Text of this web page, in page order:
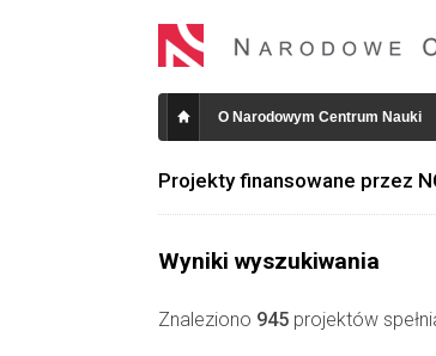
O Narodowym Centrum Nauki
Projekty finansowane przez
Wyniki wyszukiwania
Znaleziono 945 projektów